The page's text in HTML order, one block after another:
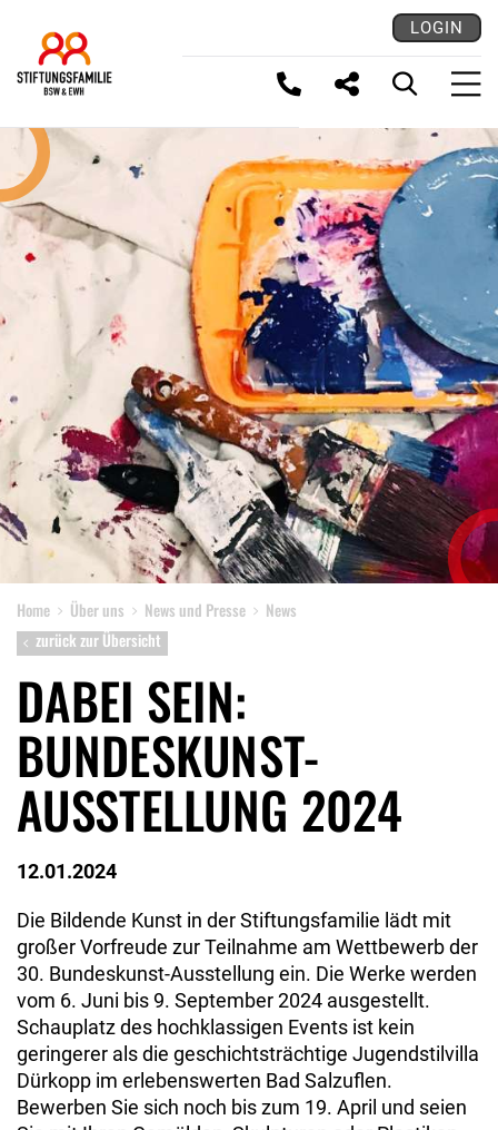
LOGIN
LINK KOPIEREN
Home Über uns News und Presse
News
zurück zur Übersicht
DABEI SEIN:
BUNDESKUNST-
AUSSTELLUNG 2024
12.01.2024
Die Bildende Kunst in der Stiftungsfamilie lädt mit
großer Vorfreude zur Teilnahme am Wettbewerb der
30. Bundeskunst-Ausstellung ein. Die Werke werden
vom 6. Juni bis 9. September 2024 ausgestellt.
Schauplatz des hochklassigen Events ist kein
geringerer als die geschichtsträchtige Jugendstilvilla
Dürkopp im erlebenswerten Bad Salzuflen.
Bewerben Sie sich noch bis zum 19. April und seien